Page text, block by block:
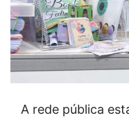
A rede pública